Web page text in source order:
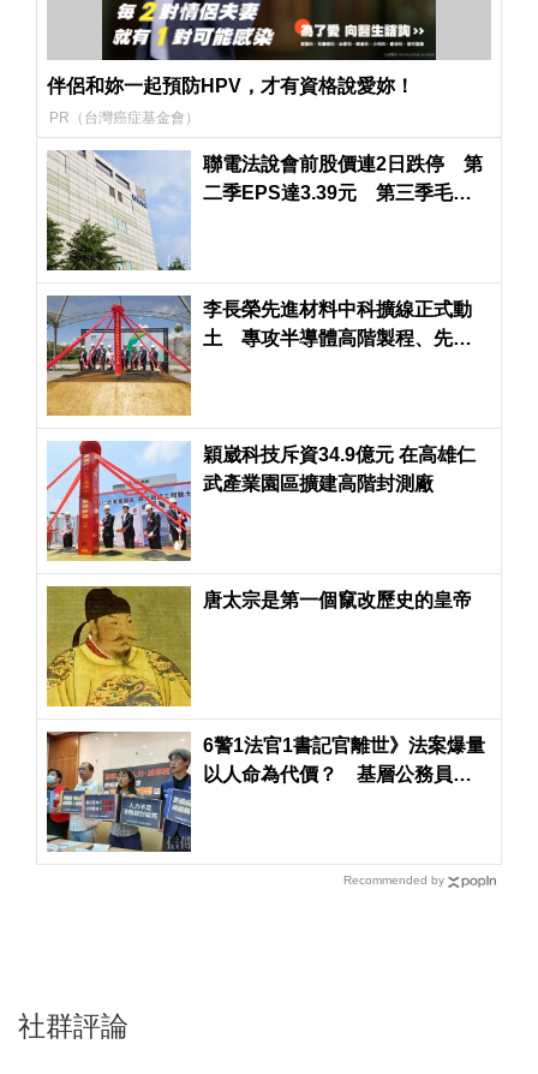
伴侶和妳一起預防HPV，才有資格說愛妳！
PR（台灣癌症基金會）
聯電法說會前股價連2日跌停 第
二季EPS達3.39元 第三季毛利
李長榮先進材料中科擴線正式動
土 專攻半導體高階製程、先進
穎崴科技斥資34.9億元 在高雄仁
武產業園區擴建高階封測廠
唐太宗是第一個竄改歷史的皇帝
6警1法官1書記官離世》法案爆量
以人命為代價？ 基層公務員承
Recommended by
社群評論